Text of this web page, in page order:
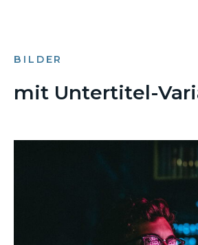
BILDER
mit Untertitel-